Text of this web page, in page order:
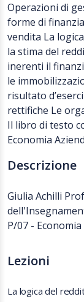
Operazioni di
forme di
vendita La
la stima del
inerenti il
le
risultato
rettifiche Le
Il libro di testo
Economia
Descrizione
Giulia Achilli
P/07 -
Lezioni
La logica del